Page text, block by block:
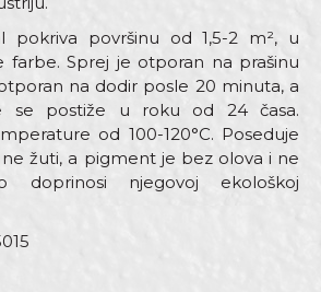
površinu od 1,5-2 m², u
farbe. Sprej je otporan na prašinu
na dodir posle 20 minuta, a
se postiže u roku od 24 časa.
od 100-120°C. Poseduje
žuti, a pigment je bez olova i ne
doprinosi njegovoj ekološkoj